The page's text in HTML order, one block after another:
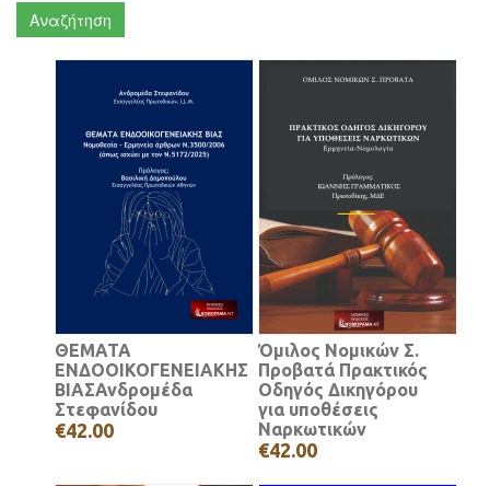
Αναζήτηση
ΘΕΜΑΤΑ
ΕΝΔΟΟΙΚΟΓΕΝΕΙΑΚΗΣ
ΒΙΑΣΑνδρομέδα
Στεφανίδου
€42.00
Όμιλος Νομικών Σ.
Προβατά Πρακτικός
Οδηγός Δικηγόρου
για υποθέσεις
Ναρκωτικών
€42.00